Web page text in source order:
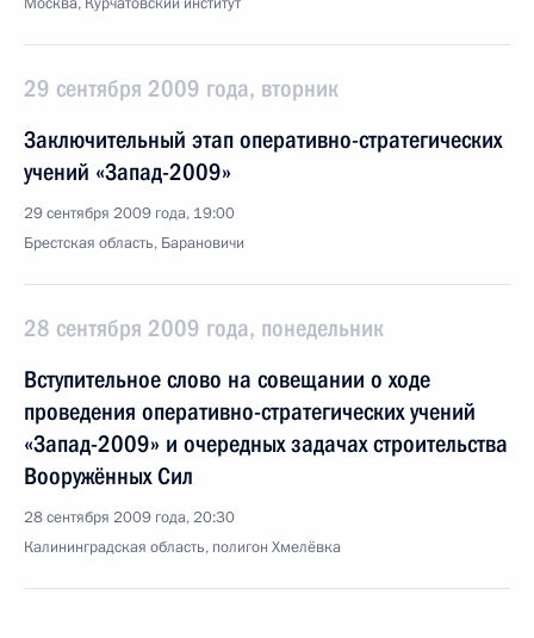
29 сентября 2009 года, вторник
Заключительный этап оперативно-стратегических
учений «Запад-2009»
29 сентября 2009 года, 19:00
Брестская область, Барановичи
28 сентября 2009 года, понедельник
Вступительное слово на совещании о ходе
проведения оперативно-стратегических учений
«Запад-2009» и очередных задачах строительства
Вооружённых Сил
28 сентября 2009 года, 20:30
Калининградская область, полигон Хмелёвка